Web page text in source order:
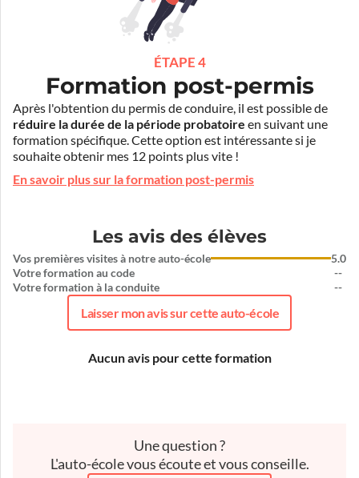
ÉTAPE 4
Formation post-permis
Après l'obtention du permis de conduire, il est possible de
réduire la durée de la période probatoire en suivant une
formation spécifique. Cette option est intéressante si je
souhaite obtenir mes 12 points plus vite !
En savoir plus sur la formation post-permis
Les avis des élèves
Vos premières visites à notre auto-école
Votre formation au code
Votre formation à la conduite
5.0
--
--
Laisser mon avis sur cette auto-école
Aucun avis pour cette formation
Une question ?
L'auto-école vous écoute et vous conseille.